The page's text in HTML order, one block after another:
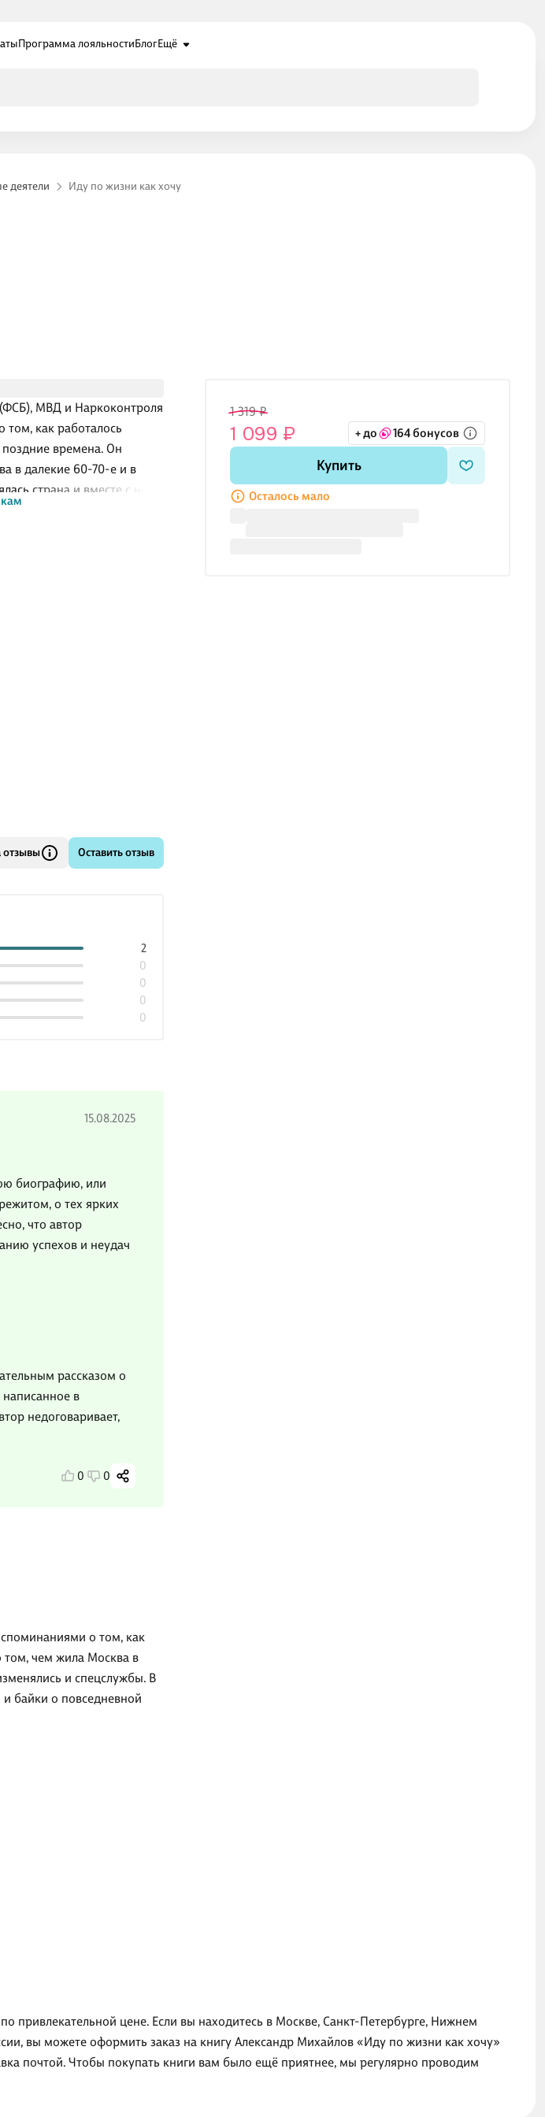
Программа лояльностиБлогЕщё
деятели Иду по жизни как хочу
МВД и Наркоконтроля
как работалось
времена. Он
в далекие 60-70-е и в
страна и вместе с ней
почти нет
и грустные рассказы и
1 319 ₽
1 099 ₽ + до 164 бонусов
Купить
Осталось мало
о том, как
том, чем жила Москва в
и спецслужбы. В
байки о повседневной
отзывы Оставить отзыв
0
0
0
0
2
15.08.2025
биографию, или
о тех ярких
что автор
успехов и неудач
рассказом о
написанное в
недоговаривает,
0 0
привлекательной цене. Если вы находитесь в Москве, Санкт-Петербурге, Нижнем
вы можете оформить заказ на книгу Александр Михайлов «Иду по жизни как хочу»
почтой. Чтобы покупать книги вам было ещё приятнее, мы регулярно проводим